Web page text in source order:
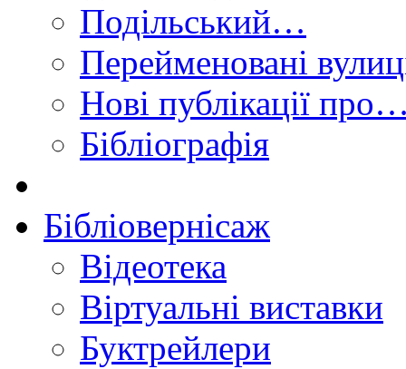
Подільський…
Перейменовані
Нові публікації
Бібліографія
Бібліовернісаж
Відеотека
Віртуальні виставки
Буктрейлери